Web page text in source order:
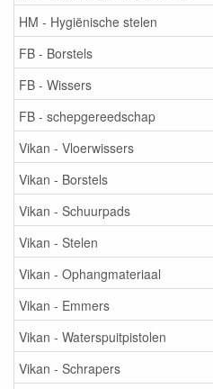
HM - Hygiënische stelen
FB - Borstels
FB - Wissers
FB - schepgereedschap
Vikan - Vloerwissers
Vikan - Borstels
Vikan - Schuurpads
Vikan - Stelen
Vikan - Ophangmateriaal
Vikan - Emmers
Vikan - Waterspuitpistolen
Vikan - Schrapers